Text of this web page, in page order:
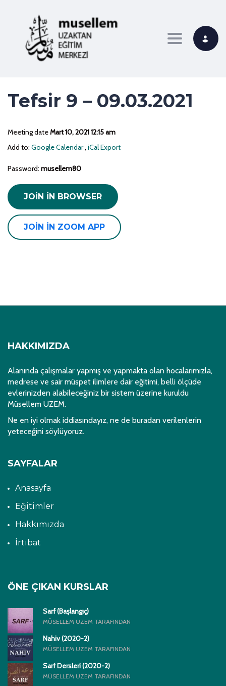
Toggle
Tefsir 9 – 09.03.2021
Meeting dateMart 10, 2021 12:15 am
Add to: Google Calendar, iCal Export
Password: musellem80
JOIN IN BROWSER
JOIN IN ZOOM APP
HAKKIMIZDA
Alanında çalışmalar yapmış ve yapmakta olan hocalarımızla,
medrese ve sair müspet ilimlere dair eğitimi, belli ölçüde
evlerinizden alabileceğiniz bir sistem üzerine kuruldu
Müsellem UZEM.
Ne en iyi olmak iddiasındayız, ne de buradan verilenlerin
yeteceğini söylüyoruz.
SAYFALAR
Anasayfa
Eğitimler
Hakkımızda
İrtibat
ÖNE ÇIKAN KURSLAR
Sarf (Başlangıç)
MÜSELLEM UZEM TARAFINDAN
Nahiv (2020-2)
MÜSELLEM UZEM TARAFINDAN
Sarf Dersleri (2020-2)
MÜSELLEM UZEM TARAFINDAN